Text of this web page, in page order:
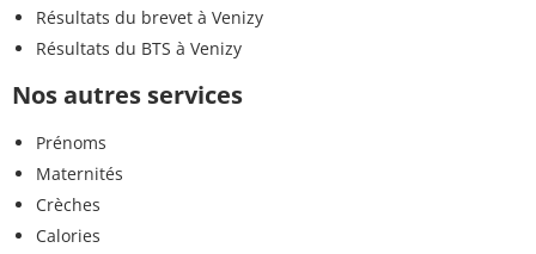
Résultats du brevet à Venizy
Résultats du BTS à Venizy
Nos autres services
Prénoms
Maternités
Crèches
Calories